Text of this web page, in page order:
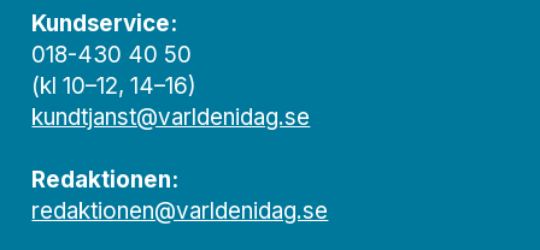
Kundservice:
018-430 40 50
(kl 10–12, 14–16)
kundtjanst@varldenidag.se
Redaktionen:
redaktionen@varldenidag.se